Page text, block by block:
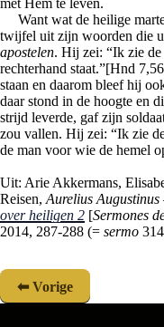
met Hem te leven.
Want wat de heilige
twijfel uit zijn woorden die
apostelen. Hij zei: “Ik zie de
rechterhand staat.”[Hnd
staan en daarom bleef hij
daar stond in de hoogte en
strijd leverde, gaf zijn
zou vallen. Hij zei: “Ik zie
de man voor wie de hemel
Uit: Arie Akkermans,
Reisen, Aurelius Augustinus
over heiligen 2 [Sermones
2014, 287-288 (= sermo
Vorige